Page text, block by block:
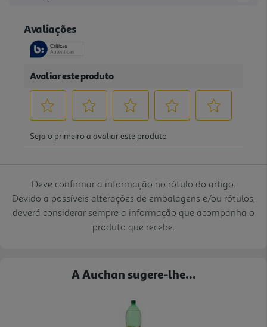
Deve confirmar a informação no rótulo do artigo.
Devido a possíveis alterações de embalagens e/ou rótulos,
deverá considerar sempre a informação que acompanha o
produto que recebe.
A Auchan sugere-lhe...